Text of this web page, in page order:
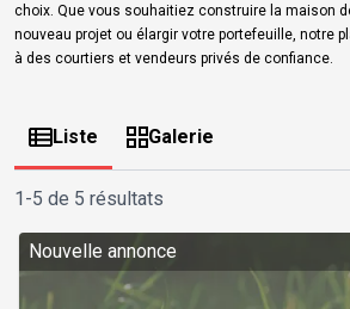
choix. Que vous souhaitiez construire la maison
nouveau projet ou élargir votre portefeuille, notre
à des courtiers et vendeurs privés de confiance.
Liste Galerie
1-5 de 5 résultats
Nouvelle annonce